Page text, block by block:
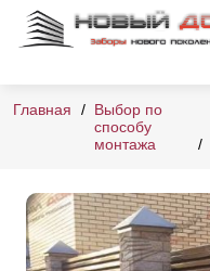
Главная
Выбор по
способу
монтажа